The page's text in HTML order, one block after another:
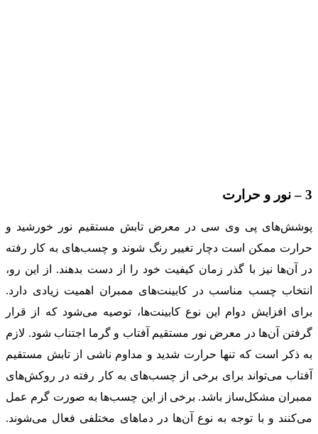
3 – نور و حرارت
پوشش‌های پی وی سی در معرض تابش مستقیم نور خورشید و
حرارت ممکن است دچار تغییر رنگ شوند و چسب‌های به کار رفته
در آن‌ها نیز با گذر زمان کیفیت خود را از دست بدهند. از این رو،
انتخاب چسب مناسب در کابینت‌های ممبران اهمیت زیادی دارد.
برای افزایش دوام این نوع کابینت‌ها، توصیه می‌شود که از قرار
گرفتن آن‌ها در معرض نور مستقیم آفتاب و گرما اجتناب شود. لازم
به ذکر است که تنها حرارت شدید و مداوم ناشی از تابش مستقیم
آفتاب می‌تواند برای برخی از چسب‌های به کار رفته در روکش‌های
ممبران مشکل‌ساز باشد. برخی از این چسب‌ها به صورت گرم عمل
می‌کنند و با توجه به نوع آن‌ها در دماهای مختلفی فعال می‌شوند.